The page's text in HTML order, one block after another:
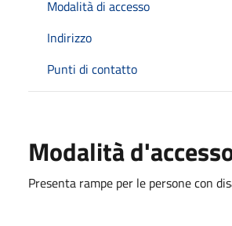
Modalità di accesso
Indirizzo
Punti di contatto
Modalità
Presenta rampe per le persone con